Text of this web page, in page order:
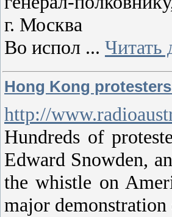
г. Москва
Во испол ... Читать
Hong Kong
http://
Hundreds of
Edward Snowden,
the whistle on
major